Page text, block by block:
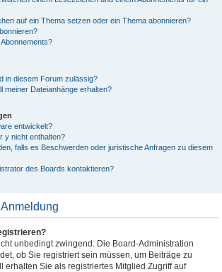
auf ein Thema setzen oder ein Thema abonnieren?
in diesem Forum zulässig?
meiner Dateianhänge erhalten?
entwickelt?
y nicht enthalten?
falls es Beschwerden oder juristische Anfragen zu diesem
des Boards kontaktieren?
unbedingt zwingend. Die Board-Administration
ob Sie registriert sein müssen, um Beiträge zu
erhalten Sie als registriertes Mitglied Zugriff auf